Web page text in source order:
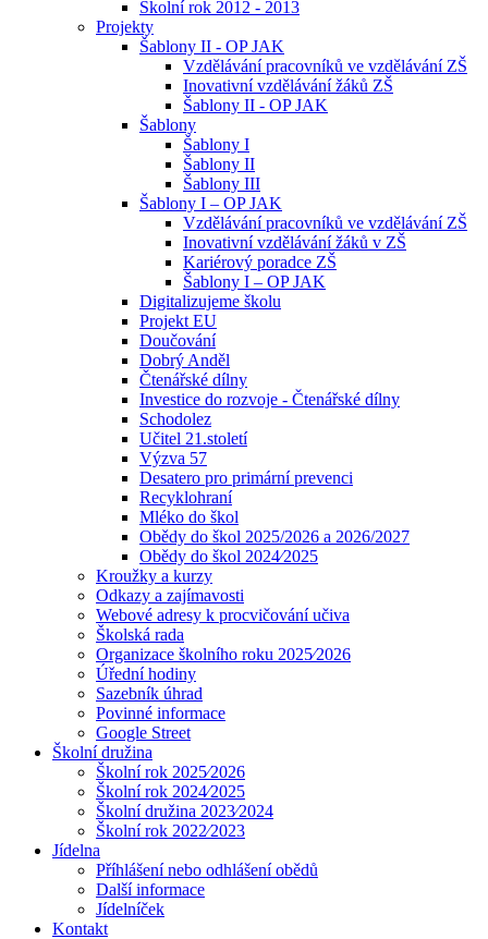
Školní rok 2012 - 2013
Projekty
Šablony II - OP JAK
Vzdělávání pracovníků ve vzdělávání ZŠ
Inovativní vzdělávání žáků ZŠ
Šablony II - OP JAK
Šablony
Šablony I
Šablony II
Šablony III
Šablony I – OP JAK
Vzdělávání pracovníků ve vzdělávání ZŠ
Inovativní vzdělávání žáků v ZŠ
Kariérový poradce ZŠ
Šablony I – OP JAK
Digitalizujeme školu
Projekt EU
Doučování
Dobrý Anděl
Čtenářské dílny
Investice do rozvoje - Čtenářské dílny
Schodolez
Učitel 21.století
Výzva 57
Desatero pro primární prevenci
Recyklohraní
Mléko do škol
Obědy do škol 2025/2026 a 2026/2027
Obědy do škol 2024⁄2025
Kroužky a kurzy
Odkazy a zajímavosti
Webové adresy k procvičování učiva
Školská rada
Organizace školního roku 2025⁄2026
Úřední hodiny
Sazebník úhrad
Povinné informace
Google Street
Školní družina
Školní rok 2025⁄2026
Školní rok 2024⁄2025
Školní družina 2023⁄2024
Školní rok 2022⁄2023
Jídelna
Příhlášení nebo odhlášení obědů
Další informace
Jídelníček
Kontakt